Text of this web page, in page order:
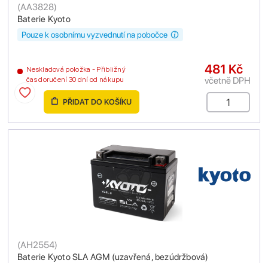
Baterie Kyoto
(AA3828)
Neskladová položka - Přibližný
čas doručení 30 dní od nákupu
Pouze k osobnímu vyzvednutí na pobočce
481 Kč
včetně DPH
PŘIDAT DO KOŠÍKU
Baterie Kyoto SLA AGM (uzavřená, bezúdržbová)
(AH2554)